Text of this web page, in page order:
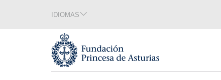
Tecla de acceso 1
IDIOMAS